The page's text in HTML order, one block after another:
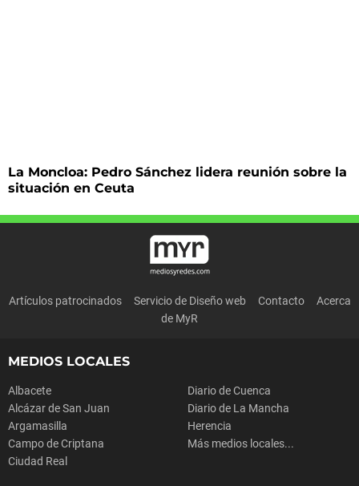
La Moncloa: Pedro Sánchez lidera reunión sobre la
situación en Ceuta
Artículos patrocinados Servicio de Diseño web Contacto
Acerca
de MyR
MEDIOS LOCALES
Albacete
Alcázar de San Juan
Argamasilla
Campo de Criptana
Ciudad Real
Diario de Cuenca
Diario de La Mancha
Herencia
Más medios locales...